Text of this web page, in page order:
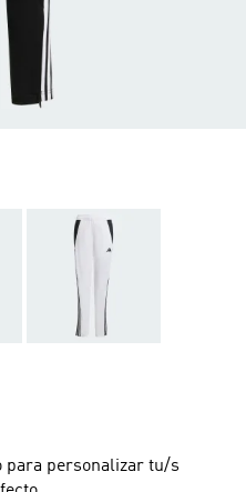
para personalizar tu/s